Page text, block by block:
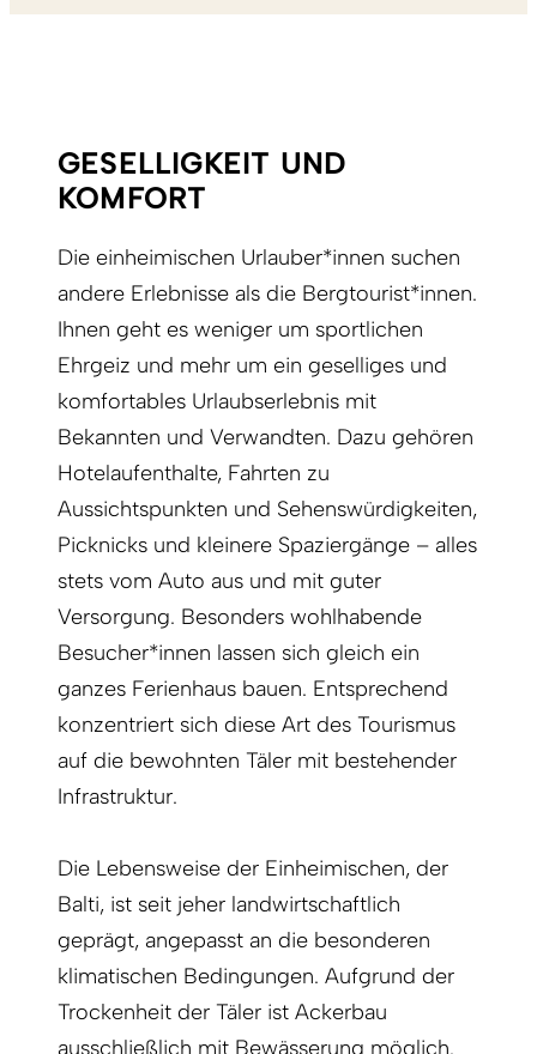
GESELLIGKEIT UND
KOMFORT
Die einheimischen Urlauber*innen suchen
andere Erlebnisse als die Bergtourist*innen.
Ihnen geht es weniger um sportlichen
Ehrgeiz und mehr um ein geselliges und
komfortables Urlaubserlebnis mit
Bekannten und Verwandten. Dazu gehören
Hotelaufenthalte, Fahrten zu
Aussichtspunkten und Sehenswürdigkeiten,
Picknicks und kleinere Spaziergänge – alles
stets vom Auto aus und mit guter
Versorgung. Besonders wohlhabende
Besucher*innen lassen sich gleich ein
ganzes Ferienhaus bauen. Entsprechend
konzentriert sich diese Art des Tourismus
auf die bewohnten Täler mit bestehender
Infrastruktur.
Die Lebensweise der Einheimischen, der
Balti, ist seit jeher landwirtschaftlich
geprägt, angepasst an die besonderen
klimatischen Bedingungen. Aufgrund der
Trockenheit der Täler ist Ackerbau
ausschließlich mit Bewässerung möglich.